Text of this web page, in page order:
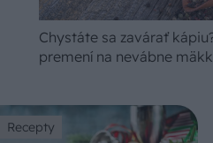
Chystáte sa zavárať
premení na nevábne
Recepty